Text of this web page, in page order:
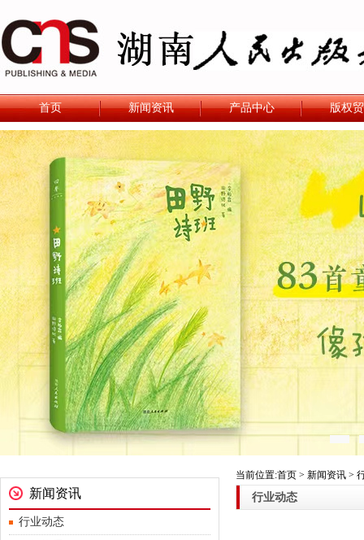
首页 新闻资讯 产品中心 版权
新闻资讯
行业动态
当前位置:首页 > 新闻资讯 >
行业动态